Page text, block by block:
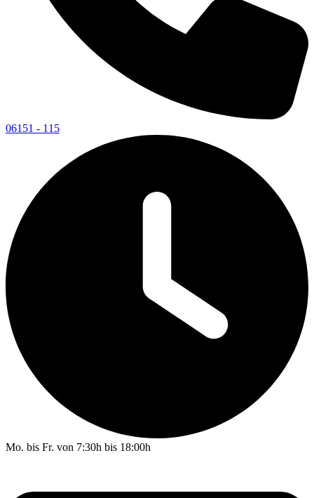
06151 - 115
Mo. bis Fr. von 7:30h bis 18:00h